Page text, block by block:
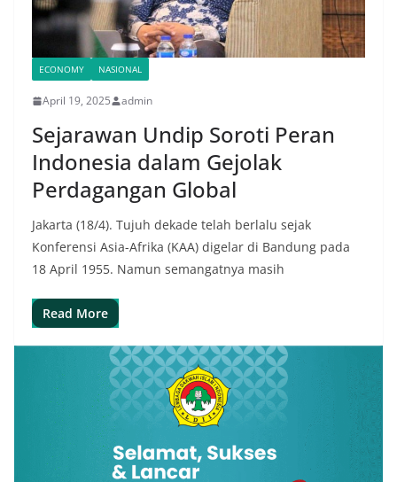
ECONOMY NASIONAL
April 19, 2025 admin
Sejarawan Undip Soroti Peran
Indonesia dalam Gejolak
Perdagangan Global
Jakarta (18/4). Tujuh dekade telah berlalu sejak
Konferensi Asia-Afrika (KAA) digelar di Bandung pada
18 April 1955. Namun semangatnya masih
Read More